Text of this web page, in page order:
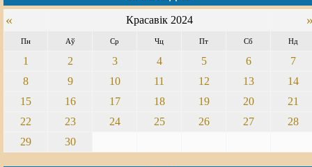
« Красавік 2024
Пн Аў Ср Чц Пт Сб Нд
1 2 3 4 5 6
7
8
9 10 11 12 13
14
15
16 17 18 19 20
21
22
23 24 25 26 27
28
29
30